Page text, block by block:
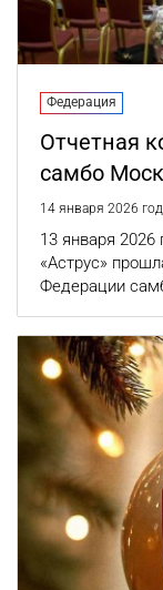
Федерация
Отчетная
самбо
14 января 2026
13 января 2026
«Аструс»
Федерации